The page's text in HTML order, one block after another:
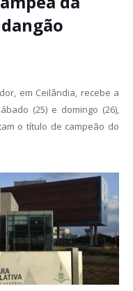
em Ceilândia, recebe a
(25) e domingo (26),
o título de campeão do